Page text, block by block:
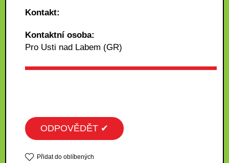
Kontakt:
Kontaktní osoba:
Pro Usti nad Labem (GR)
ODPOVĚDĚT ✔
Přidat do oblíbených